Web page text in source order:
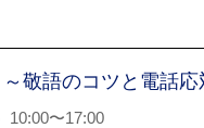
敬語のコツと電話応
10:00〜17:00